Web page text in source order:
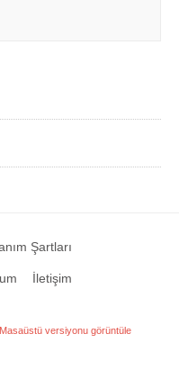
Şartları
İletişim
Masaüstü versiyonu görüntüle